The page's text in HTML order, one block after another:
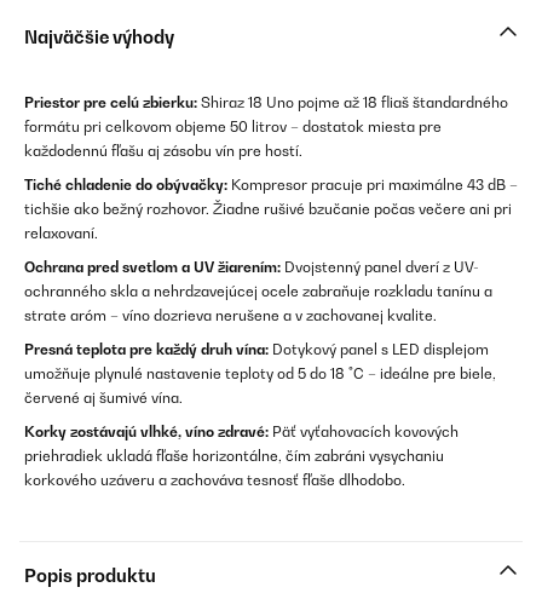
Najväčšie výhody
Priestor pre celú zbierku: Shiraz 18 Uno pojme až 18 fliaš štandardného
formátu pri celkovom objeme 50 litrov – dostatok miesta pre
každodennú fľašu aj zásobu vín pre hostí.
Tiché chladenie do obývačky: Kompresor pracuje pri maximálne 43 dB –
tichšie ako bežný rozhovor. Žiadne rušivé bzučanie počas večere ani pri
relaxovaní.
Ochrana pred svetlom a UV žiarením: Dvojstenný panel dverí z UV-
ochranného skla a nehrdzavejúcej ocele zabraňuje rozkladu tanínu a
strate aróm – víno dozrieva nerušene a v zachovanej kvalite.
Presná teplota pre každý druh vína: Dotykový panel s LED displejom
umožňuje plynulé nastavenie teploty od 5 do 18 °C – ideálne pre biele,
červené aj šumivé vína.
Korky zostávajú vlhké, víno zdravé: Päť vyťahovacích kovových
priehradiek ukladá fľaše horizontálne, čím zabráni vysychaniu
korkového uzáveru a zachováva tesnosť fľaše dlhodobo.
Popis produktu